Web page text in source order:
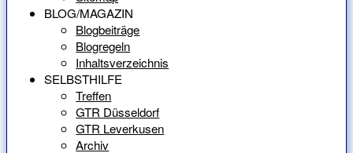
BLOG/MAGAZIN
Blogbeiträge
Blogregeln
Inhaltsverzeichnis
SELBSTHILFE
Treffen
GTR Düsseldorf
GTR Leverkusen
Archiv